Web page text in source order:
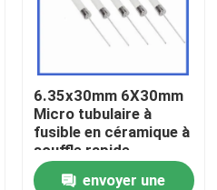
6.35x30mm 6X30mm
Micro tubulaire à
fusible en céramique à
souffle rapide
F10A/12A/15A/20A/25A/
envoyer une